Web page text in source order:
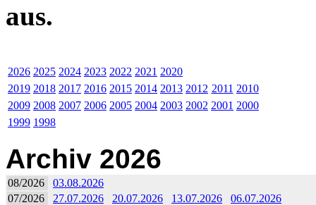
aus.
2026 2025 2024 2023 2022 2021 2020
2019 2018 2017 2016 2015 2014 2013 2012 2011 2010
2009 2008 2007 2006 2005 2004 2003 2002 2001 2000
1999 1998
Archiv 2026
08/2026
03.08.2026
07/2026
27.07.2026 20.07.2026 13.07.2026
06.07.2026